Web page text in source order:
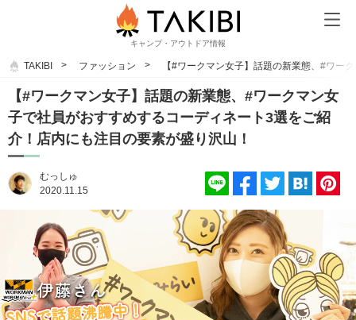
キャンプ・アウトドア情報
TAKIBI ファッション 【#ワークマン女子】話題の新業態、#ワー
【#ワークマン女子】話題の新業態、#ワークマン女
子で社員がおすすめするコーディネート3選をご紹
介！店内にも注目の要素が盛り沢山！
むっしゅ
2020.11.15